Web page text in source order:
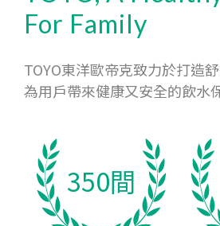
For Family
TOYO東洋歐帝克致力於打造
為用戶帶來健康又安全的飲水
350間